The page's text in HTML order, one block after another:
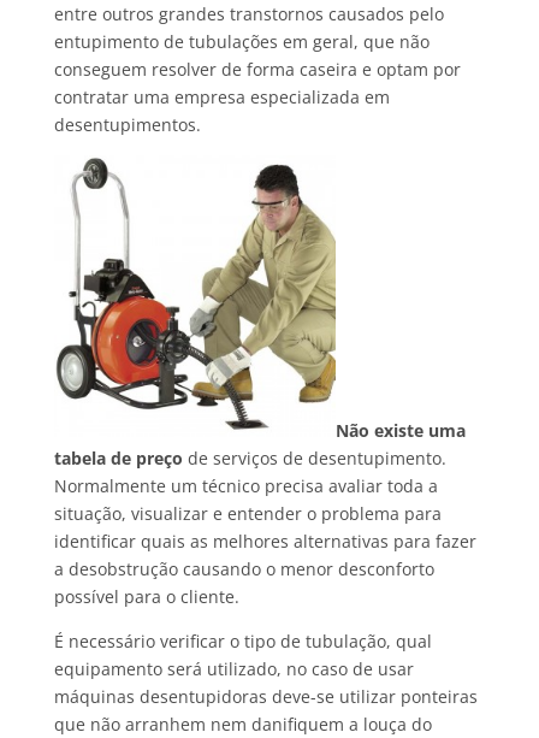
entre outros grandes transtornos causados pelo
entupimento de tubulações em geral, que não
conseguem resolver de forma caseira e optam por
contratar uma empresa especializada em
desentupimentos.
Não existe uma
tabela de preço de serviços de desentupimento.
Normalmente um técnico precisa avaliar toda a
situação, visualizar e entender o problema para
identificar quais as melhores alternativas para fazer
a desobstrução causando o menor desconforto
possível para o cliente.
É necessário verificar o tipo de tubulação, qual
equipamento será utilizado, no caso de usar
máquinas desentupidoras deve-se utilizar ponteiras
que não arranhem nem danifiquem a louça do